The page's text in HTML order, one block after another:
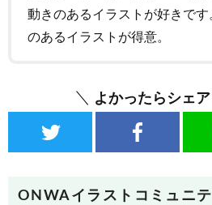
動きのあるイラストが好きで
のあるイラストが得意。
よかったらシェア
ONWAイラストコミュニ